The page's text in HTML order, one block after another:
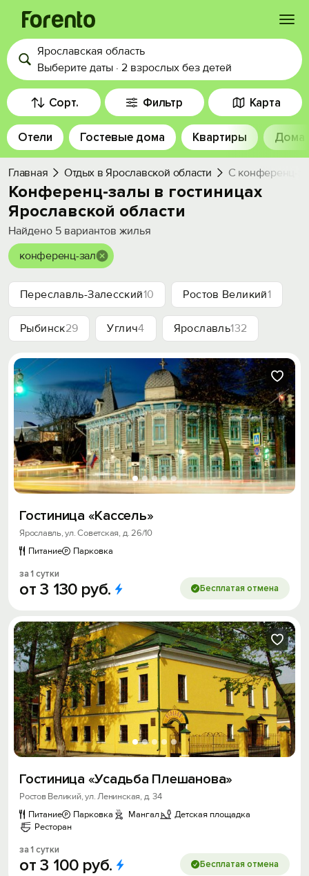
Войти
Избранное
История просмотра
Добавить свой объект
Ярославская область
Выберите даты · 2 взрослых без детей
Сорт. Фильтр Карта
Отели Гостевые дома Квартиры Дома
Главная Отдых в Ярославской области С конференц-
Конференц-залы в гостиницах
Ярославской области
Найдено 5 вариантов жилья
конференц-зал
Переславль-Залесский10 Ростов Великий1
Рыбинск29 Углич4 Ярославль132
Гостиница «Кассель»
Ярославль, ул. Советская, д. 26/10
Питание
Парковка
за 1 сутки
от3 130 руб. Бесплатая отмена
Гостиница «Усадьба Плешанова»
Ростов Великий, ул. Ленинская, д. 34
Питание
Парковка Мангал
Детская площадка
Ресторан
за 1 сутки
от3 100 руб. Бесплатая отмена